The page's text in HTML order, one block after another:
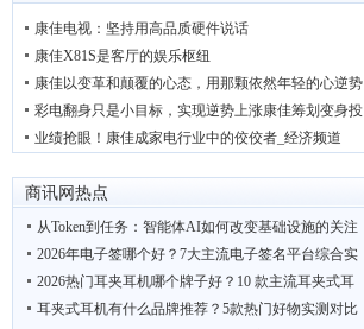
康佳电视：坚持用高品质硬件说话
康佳X81S是客厅的娱乐枢纽
康佳以变革和颠覆的心态，用那颗依然年轻的心逆势
彩电翻身只是小目标，实现逆势上涨康佳筹划变身投
业绩抢眼！康佳成家电行业中的佼佼者_经济频道
商讯网热点
从Token到任务：智能体AI如何改变基础设施的关注
2026年电子签哪个好？7大主流电子签名平台综合实
2026热门耳夹耳机哪个牌子好？10 款主流耳夹式耳
耳夹式耳机有什么品牌推荐？5款热门好物实测对比